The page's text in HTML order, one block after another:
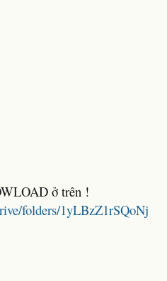
ở trên !
folders/1yLBzZ1rSQoNj